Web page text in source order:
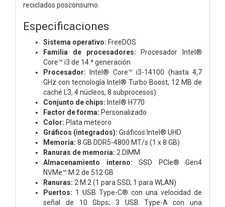
reciclados posconsumo.
Especificaciones
Sistema operativo: FreeDOS
Familia de procesadores:
Procesador Intel®
Core™ i3 de 14.ª generación
Procesador: Intel® Core™ i3-14100 (hasta 4,7
GHz con tecnología Intel® Turbo Boost, 12 MB de
caché L3, 4 núcleos, 8 subprocesos)
Conjunto de chips: Intel® H770
Factor de forma: Personalizado
Color: Plata meteoro
Gráficos (integrados): Gráficos Intel® UHD
Memoria: 8 GB DDR5-4800 MT/s (1 x 8 GB)
Ranuras de memoria: 2 DIMM
Almacenamiento interno: SSD PCIe® Gen4
NVMe™ M.2 de 512 GB
Ranuras: 2 M.2 (1 para SSD, 1 para WLAN)
Puertos: 1 USB Type-C® con una velocidad de
señal de 10 Gbps; 3 USB Type-A con una